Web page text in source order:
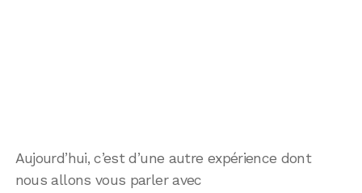
Aujourd’hui, c’est d’une autre expérience dont
nous allons vous parler avec